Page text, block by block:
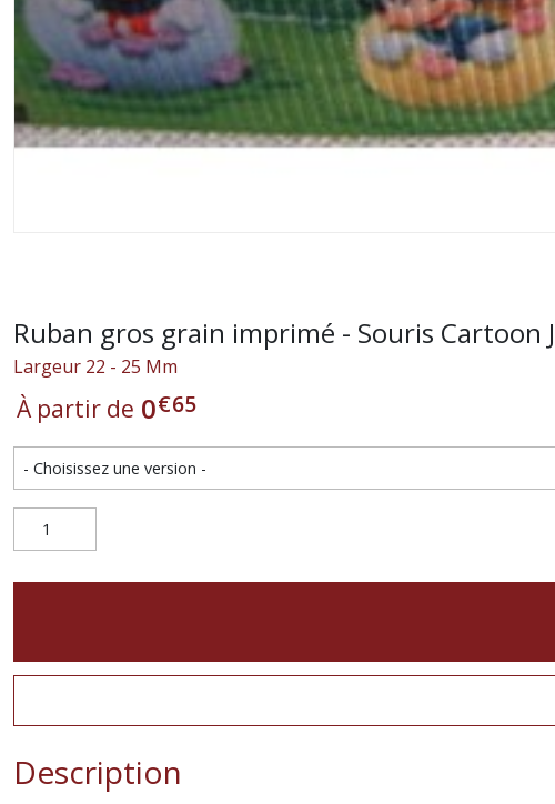
Ruban gros grain imprimé - Souris
Largeur 22 - 25 Mm
À partir de 0€65
Description